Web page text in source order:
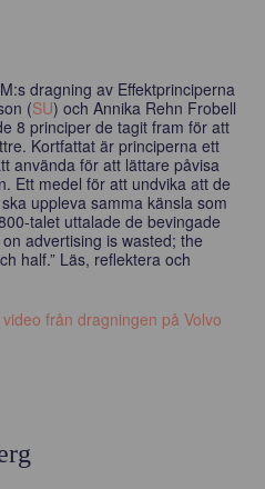
dragning av Effektprinciperna
(SU) och Annika Rehn Frobell
8 principer de tagit fram för att
Kortfattat är principerna ett
använda för att lättare påvisa
Ett medel för att undvika att de
uppleva samma känsla som
talet uttalade de bevingade
advertising is wasted; the
half.” Läs, reflektera och
från dragningen på Volvo